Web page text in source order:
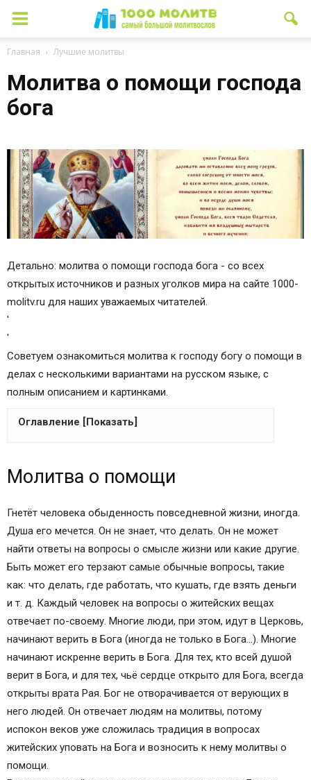
Главная Лучшие молитвы
Молитва о помощи господа
бога
Детально: молитва о помощи господа бога - со всех
открытых источников и разных уголков мира на сайте 1000-
molitv.ru для наших уважаемых читателей.
'
'
Советуем ознакомиться молитва к господу богу о помощи в
делах с несколькими вариантами на русском языке, с
полным описанием и картинками.
Оглавление [Показать]
Молитвы о помощи в делах
Молитва святому покровителю
Молитва Ангелу-хранителю
За помощь – благодарность
Молитва о помощи в безвыходной ситуации
Господу Богу
Молитва в трудную минуту Богородице
Молитвы святым о помощи
Сильные молитвы, которые нужно выучить
Сильные молитвы на разные случаи
Молитва о помощи
Гнетёт человека обыденность повседневной жизни, иногда.
Душа его мечется. Он не знает, что делать. Он не может
найти ответы на вопросы о смысле жизни или какие другие.
Быть может его терзают самые обычные вопросы, такие
как: что делать, где работать, что кушать, где взять деньги
и т. д. Каждый человек на вопросы о житейских вещах
отвечает по-своему. Многие люди, при этом, идут в Церковь,
начинают верить в Бога (иногда не только в Бога…). Многие
начинают искренне верить в Бога. Для тех, кто всей душой
верит в Бога, и для тех, чьё сердце открыто для Бога, всегда
открыты врата Рая. Бог не отворачивается от верующих в
него людей. Он отвечает людям на молитвы, потому
испокон веков уже сложилась традиция в вопросах
житейских уповать на Бога и возносить к нему молитвы о
помощи.